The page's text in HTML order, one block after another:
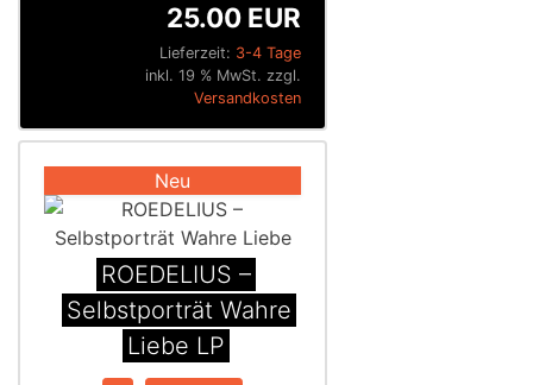
Lieferzeit: 3-4 Tage
25.00 EUR
inkl. 19 % MwSt. zzgl.
Versandkosten
Neu
ROEDELIUS –
Selbstporträt Wahre
Liebe LP